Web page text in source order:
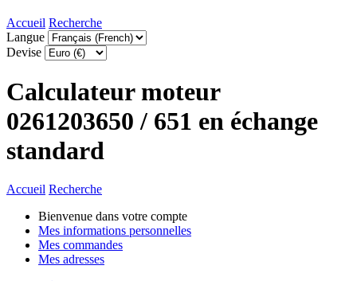
Accueil Recherche
Langue
Devise
Calculateur moteur
0261203650 / 651 en échange
standard
Accueil Recherche
Bienvenue dans votre compte
Mes informations personnelles
Mes commandes
Mes adresses